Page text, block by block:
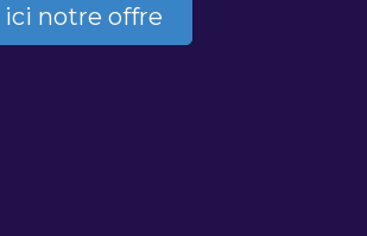
ici notre offre